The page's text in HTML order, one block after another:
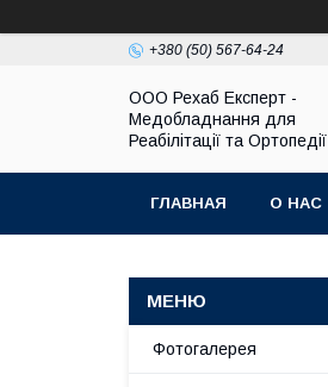
+380 (50) 567-64-24
OOO Рехаб Експерт -
Медобладнання для
Реабілітації та Ортопедії
ГЛАВНАЯ О НАС
Фотогалерея